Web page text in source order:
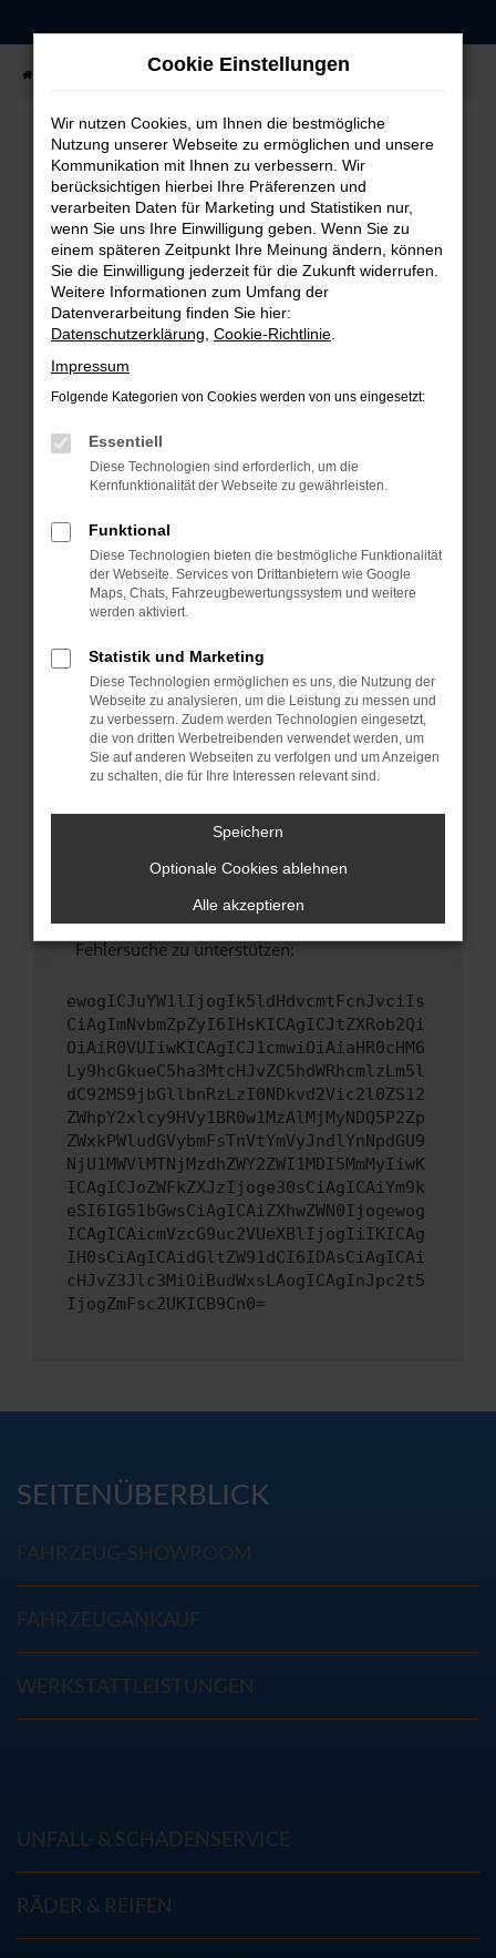
Zum
springen
Fahrzeugangebote Fahrzeug-Showroom
FEHLER: NETWORK ERROR
Beim Laden ist ein Fehler aufgetreten.
Hier sind ein paar Tipps, die dir helfen können:
Überprüfe deine Firewall und deine
Internetverbindung.
Suchmaschine?
Manche Erweiterungen, wie Werbeblocker,
können das Laden bestimmter Seiten
verhindern. Funktioniert die Seite in einem
Fenster?
Starte dein Gerät neu.
Das kann manchmal helfen, vorübergehende
Probleme zu beheben.
Stelle sicher, dass dein Browser und dein
Betriebssystem auf dem neuesten Stand
sind.
Veraltete Software birgt nicht nur ein
Sicherheitsrisiko, sondern kann auch dazu
führen, dass bestimmte Funktionen nicht mehr
Wende dich an den Webseitenbetreiber.
hast, kontaktiere uns bitte. Wir werden
versuchen, das Problem zu beheben. Du kannst
uns diesen Text schicken, um uns bei der
Fehlersuche zu unterstützen:
ewogICJuYW1lIjogIk5ldHdvcmtFcnJvciIs
CiAgImNvbmZpZyI6IHsKICAgICJtZXRob2Qi
OiAiR0VUIiwKICAgICJ1cmwiOiAiaHR0cHM6
Ly9hcGkueC5ha3MtcHJvZC5hdWRhcmlzLm5l
dC92MS9jbGllbnRzLzI0NDkvd2Vic2l0ZS12
ZWhpY2xlcy9HVy1BR0w1MzAlMjMyNDQ5P2Zp
ZWxkPWludGVybmFsTnVtYmVyJndlYnNpdGU9
NjU1MWVlMTNjMzdhZWY2ZWI1MDI5MmMyIiwK
ICAgICJoZWFkZXJzIjoge30sCiAgICAiYm9k
eSI6IG51bGwsCiAgICAiZXhwZWN0Ijogewog
ICAgICAicmVzcG9uc2VUeXBlIjogIiIKICAg
IH0sCiAgICAidGltZW91dCI6IDAsCiAgICAi
cHJvZ3Jlc3MiOiBudWxsLAogICAgInJpc2t5
IjogZmFsc2UKICB9Cn0=
SEITENÜBERBLICK
FAHRZEUG-SHOWROOM
FAHRZEUGANKAUF
WERKSTATTLEISTUNGEN
UNFALL- & SCHADENSERVICE
RÄDER & REIFEN
Cookie Einstellungen
Wir nutzen Cookies, um Ihnen die bestmögliche
Nutzung unserer Webseite zu ermöglichen und unsere
Kommunikation mit Ihnen zu verbessern. Wir
berücksichtigen hierbei Ihre Präferenzen und
verarbeiten Daten für Marketing und Statistiken nur,
wenn Sie uns Ihre Einwilligung geben. Wenn Sie zu
einem späteren Zeitpunkt Ihre Meinung ändern, können
Sie die Einwilligung jederzeit für die Zukunft widerrufen.
Weitere Informationen zum Umfang der
Datenverarbeitung finden Sie hier:
Datenschutzerklärung Cookie-Richtlinie
Impressum
Folgende Kategorien von Cookies werden von uns eingesetzt:
Essentiell
Diese Technologien sind erforderlich, um die
Kernfunktionalität der Webseite zu gewährleisten.
Funktional
Diese Technologien bieten die bestmögliche Funktionalität
der Webseite. Services von Drittanbietern wie Google
Maps, Chats, Fahrzeugbewertungssystem und weitere
werden aktiviert.
Statistik und Marketing
Diese Technologien ermöglichen es uns, die Nutzung der
Webseite zu analysieren, um die Leistung zu messen und
zu verbessern. Zudem werden Technologien eingesetzt,
die von dritten Werbetreibenden verwendet werden, um
Sie auf anderen Webseiten zu verfolgen und um Anzeigen
zu schalten, die für Ihre Interessen relevant sind.
Speichern
Optionale Cookies ablehnen
Alle akzeptieren